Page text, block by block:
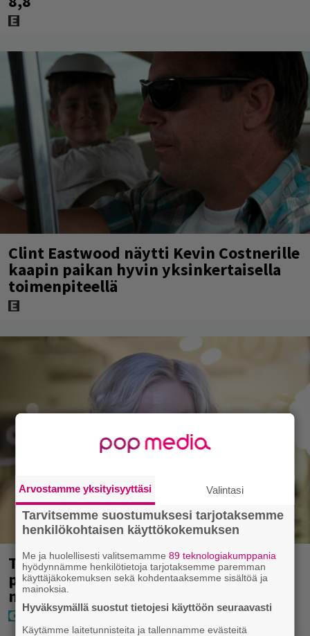
Clint Eastwood näytti Kevin Costnerille
kaapin paikan hyvin yksinkertaisella
toimenpiteellä
Tältä näyttää Vappu Pimiän
perhelomalla Portugalissa – ”Kaunis
mekko”
Arvostamme yksityisyyttäsi Valintasi
Tarvitsemme suostumuksesi tarjotaksemme
henkilökohtaisen käyttökokemuksen
Me ja huolellisesti valitsemamme89 teknologiakumppania
hyödynnämme henkilötietoja tarjotaksemme paremman
käyttäjäkokemuksen sekä kohdentaaksemme sisältöä ja
mainoksia.
Hyväksymällä suostut tietojesi käyttöön seuraavasti
Käytämme laitetunnisteita ja tallennamme evästeitä